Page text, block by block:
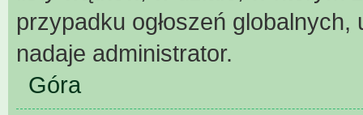
przypadku ogłoszeń
nadaje administrator.
Góra